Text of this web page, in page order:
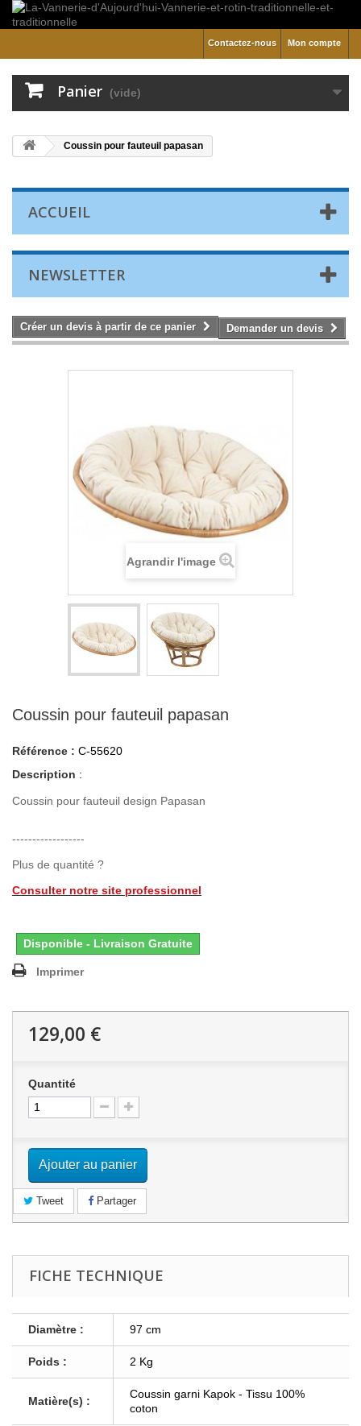
Mon compte
Contactez-nous
Panier (vide)
Coussin pour fauteuil papasan
ACCUEIL
NEWSLETTER
Créer un devis à partir de ce panier Demander un devis
Agrandir l'image
Coussin pour fauteuil papasan
Référence : C-55620
Description :
Coussin pour fauteuil design Papasan
------------------
Plus de quantité ?
Consulter notre site professionnel
Disponible - Livraison Gratuite
Imprimer
129,00 €
Quantité
Ajouter au panier
Tweet Partager
FICHE TECHNIQUE
Diamètre : 97 cm
Poids : 2 Kg
Matière(s) :
Coussin garni Kapok - Tissu 100%
coton